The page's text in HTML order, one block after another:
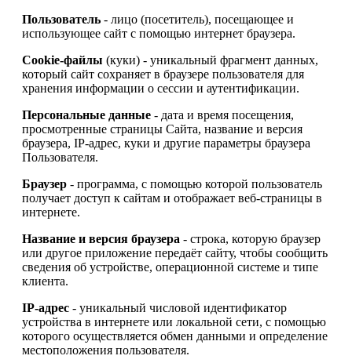
Пользователь - лицо (посетитель), посещающее и
использующее сайт с помощью интернет браузера.
Cookie-файлы (куки) - уникальный фрагмент данных,
который сайт сохраняет в браузере пользователя для
хранения информации о сессии и аутентификации.
Персональные данные - дата и время посещения,
просмотренные страницы Сайта, название и версия
браузера, IP-адрес, куки и другие параметры браузера
Пользователя.
Браузер - программа, с помощью которой пользователь
получает доступ к сайтам и отображает веб-страницы в
интернете.
Название и версия браузера - строка, которую браузер
или другое приложение передаёт сайту, чтобы сообщить
сведения об устройстве, операционной системе и типе
клиента.
IP-адрес - уникальный числовой идентификатор
устройства в интернете или локальной сети, с помощью
которого осуществляется обмен данными и определение
местоположения пользователя.